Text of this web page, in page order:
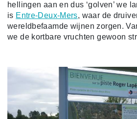
hellingen aan en dus ‘golven’ we
is Entre-Deux-Mers, waar de
wereldbefaamde wijnen zorgen.
we de kortbare vruchten gewoon